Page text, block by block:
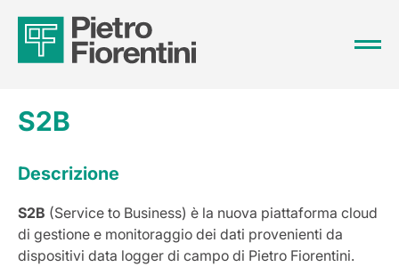
S2B
Descrizione
S2B (Service to Business) è la nuova piattaforma cloud
di gestione e monitoraggio dei dati provenienti da
dispositivi data logger di campo di Pietro Fiorentini.